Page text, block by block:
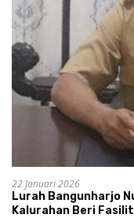
22 Januari 2026
Lurah Bangunharjo
Kalurahan Beri